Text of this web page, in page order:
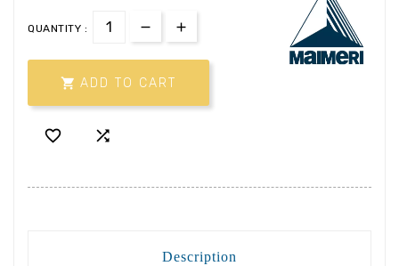
QUANTITY :
 ADD TO CART
 
Description